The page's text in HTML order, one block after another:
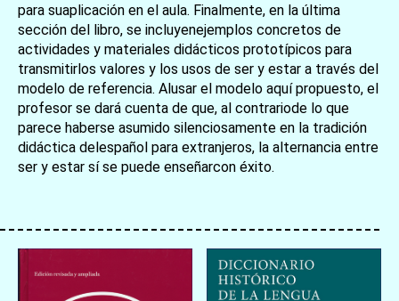
カートへ進む
para suaplicación en el aula. Finalmente, en la última
sección del libro, se incluyenejemplos concretos de
actividades y materiales didácticos prototípicos para
transmitirlos valores y los usos de ser y estar a través del
modelo de referencia. Alusar el modelo aquí propuesto, el
profesor se dará cuenta de que, al contrariode lo que
parece haberse asumido silenciosamente en la tradición
didáctica delespañol para extranjeros, la alternancia entre
ser y estar sí se puede enseñarcon éxito.